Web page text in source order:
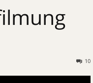
10